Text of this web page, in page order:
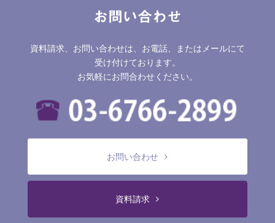
お問い合わせ
資料請求、お問い合わせは、お電話、またはメールにて
受け付けております。
お気軽にお問合わせください。
お問い合わせ
資料請求